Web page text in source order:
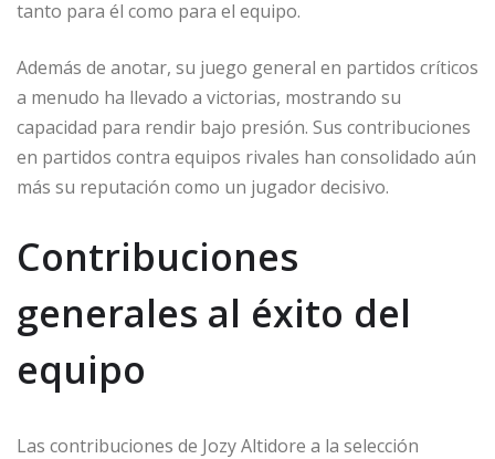
tanto para él como para el equipo.
Además de anotar, su juego general en partidos críticos
a menudo ha llevado a victorias, mostrando su
capacidad para rendir bajo presión. Sus contribuciones
en partidos contra equipos rivales han consolidado aún
más su reputación como un jugador decisivo.
Contribuciones
generales al éxito del
equipo
Las contribuciones de Jozy Altidore a la selección